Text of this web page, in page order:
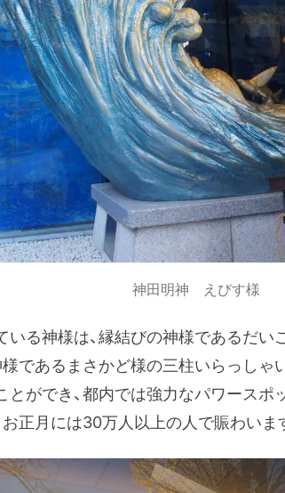
神田明神 えびす様
いる神様は、縁結びの神様であるだい
であるまさかど様の三柱いらっしゃ
とができ、都内では強力なパワースポ
正月には30万人以上の人で賑わいま